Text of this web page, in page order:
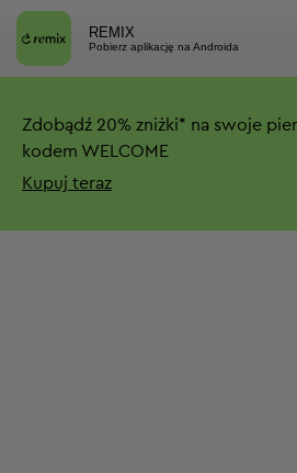
REMIX
Pobierz aplikację na Androida
Zdobądź 20% zniżki* na swoje
kodem WELCOME
Kupuj teraz